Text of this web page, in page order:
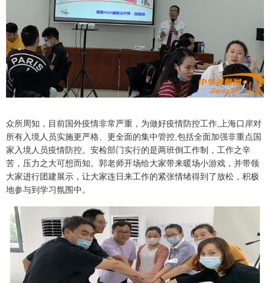
众所周知，目前国外疫情非常严重，为做好疫情防控工作,上海口岸对
所有入境人员实施更严格、更全面的集中管控,包括全面加强非重点国
家入境人员疫情防控。安检部门实行的是两班倒工作制，工作之辛
苦，压力之大可想而知。郭老师开场给大家带来暖场小游戏，并带领
大家进行团建展示，让大家连日来工作的紧张情绪得到了放松，积极
地参与到学习氛围中。